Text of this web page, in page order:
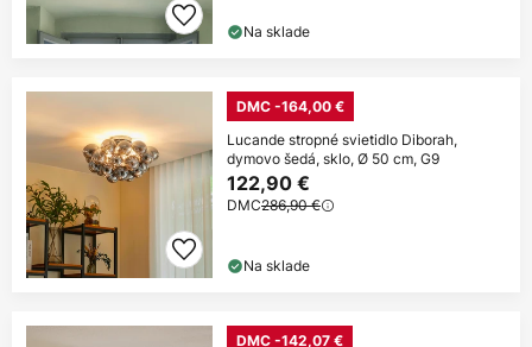
Na sklade
DMC -164,00 €
Lucande stropné svietidlo Diborah,
dymovo šedá, sklo, Ø 50 cm, G9
122,90 €
DMC286,90 €
Na sklade
DMC -142,07 €